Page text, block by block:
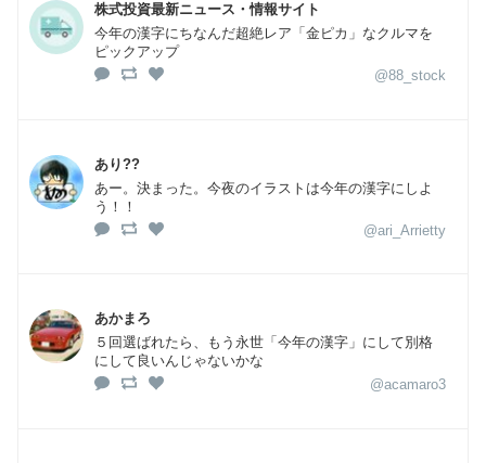
株式投資最新ニュース・情報サイト
今年の漢字にちなんだ超絶レア「金ピカ」なクルマを
ピックアップ
@88_stock
あり??
あー。決まった。今夜のイラストは今年の漢字にしよ
う！！
@ari_Arrietty
あかまろ
５回選ばれたら、もう永世「今年の漢字」にして別格
にして良いんじゃないかな
@acamaro3